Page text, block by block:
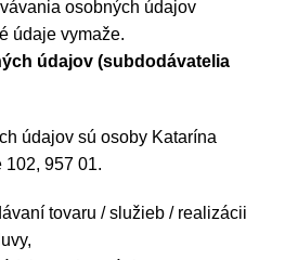
osobných údajov
údaje vymaže.
údajov (subdodávatelia
údajov sú osoby Katarína
102, 957 01.
tovaru / služieb / realizácii